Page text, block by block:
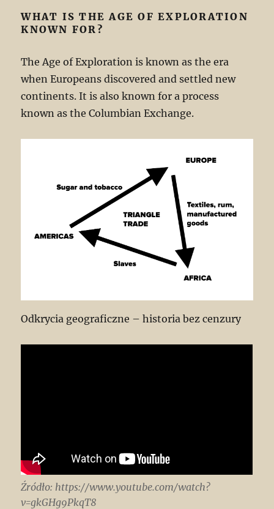
WHAT IS THE AGE OF EXPLORATION
KNOWN FOR?
The Age of Exploration is known as the era
when Europeans discovered and settled new
continents. It is also known for a process
known as the Columbian Exchange.
Odkrycia geograficzne – historia bez cenzury
Źródło: https://www.youtube.com/watch?
v=gkGHg9PkqT8